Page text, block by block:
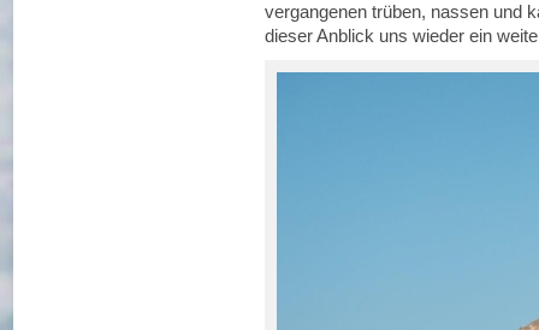
vergangenen trüben, nassen und
dieser Anblick uns wieder ein